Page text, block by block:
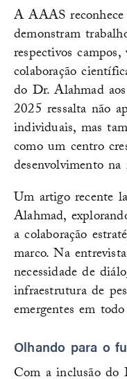
A AAAS
demonstram
respectivos
colaboração
do Dr. Alahmad
2025 ressalta não
individuais, mas
como um centro
desenvolvimento na
Um artigo recente
Alahmad,
a colaboração
marco. Na
necessidade de
infraestrutura de
emergentes em
Olhando para o
Com a inclusão do